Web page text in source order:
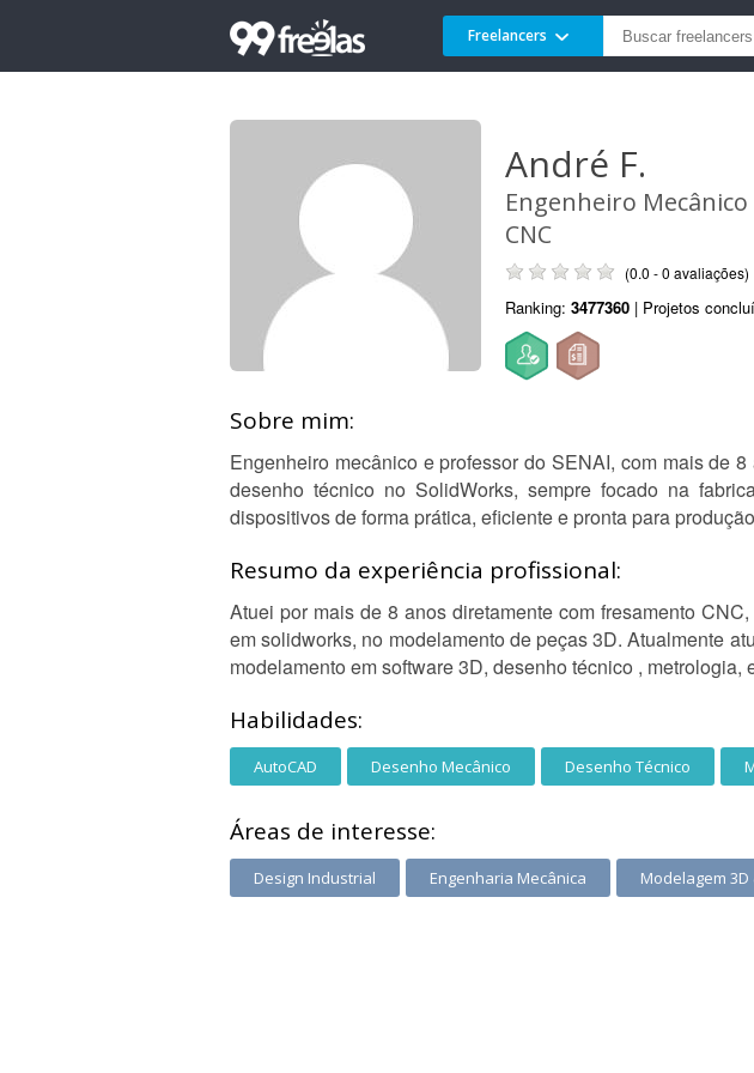
Freelancers
André F.
Engenheiro
CNC
(0.0 - 0 avaliações)
Ranking: 3477360 | Projetos
Sobre mim:
Engenheiro mecânico e professor do SENAI, com mais de
desenho técnico no SolidWorks, sempre focado na
dispositivos de forma prática, eficiente e pronta para
Resumo da experiência profissional:
Atuei por mais de 8 anos diretamente com fresamento
em solidworks, no modelamento de peças 3D. Atualmente
modelamento em software 3D, desenho técnico , metrologia,
Habilidades:
AutoCAD Desenho Mecânico Desenho Técnico
Áreas de interesse:
Design Industrial Engenharia Mecânica Modelagem 3D